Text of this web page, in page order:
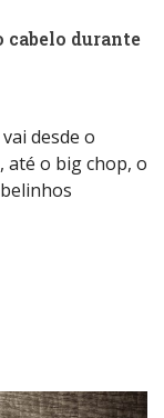
cabelo durante
desde o
até o big chop, o